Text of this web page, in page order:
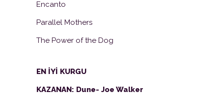
Encanto
Parallel Mothers
The Power of the Dog
EN İYİ KURGU
KAZANAN: Dune- Joe Walker